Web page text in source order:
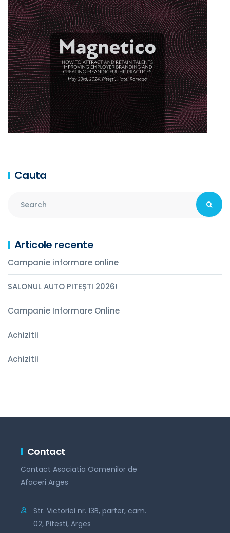
Cauta
Articole recente
Campanie informare online
SALONUL AUTO PITEȘTI 2026!
Campanie Informare Online
Achizitii
Achizitii
Contact
Contact Asociatia Oamenilor de
Afaceri Arges
Str. Victoriei nr. 13B, parter, cam.
02, Pitesti, Arges